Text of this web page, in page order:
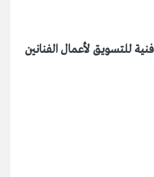
للتسويق لأعمال الفنانين